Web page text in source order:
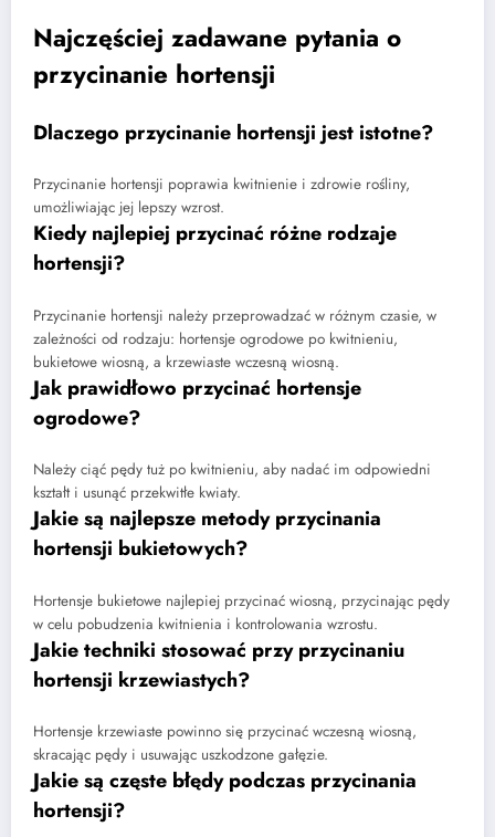
Najczęściej zadawane pytania o
przycinanie hortensji
Dlaczego przycinanie hortensji jest istotne?
Przycinanie hortensji poprawia kwitnienie i zdrowie rośliny,
umożliwiając jej lepszy wzrost.
Kiedy najlepiej przycinać różne rodzaje
hortensji?
Przycinanie hortensji należy przeprowadzać w różnym czasie, w
zależności od rodzaju: hortensje ogrodowe po kwitnieniu,
bukietowe wiosną, a krzewiaste wczesną wiosną.
Jak prawidłowo przycinać hortensje
ogrodowe?
Należy ciąć pędy tuż po kwitnieniu, aby nadać im odpowiedni
kształt i usunąć przekwitłe kwiaty.
Jakie są najlepsze metody przycinania
hortensji bukietowych?
Hortensje bukietowe najlepiej przycinać wiosną, przycinając pędy
w celu pobudzenia kwitnienia i kontrolowania wzrostu.
Jakie techniki stosować przy przycinaniu
hortensji krzewiastych?
Hortensje krzewiaste powinno się przycinać wczesną wiosną,
skracając pędy i usuwając uszkodzone gałęzie.
Jakie są częste błędy podczas przycinania
hortensji?